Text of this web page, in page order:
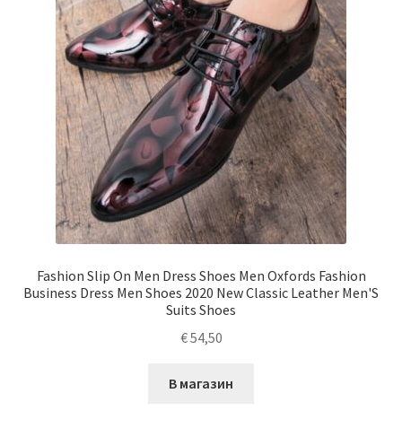
Fashion Slip On Men Dress Shoes Men Oxfords Fashion
Business Dress Men Shoes 2020 New Classic Leather Men'S
Suits Shoes
€54,50
В магазин